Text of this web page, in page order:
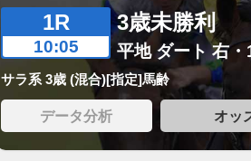
1R
10:05
3歳未勝利
平地 ダート 右
サラ系 3歳 (混合)[指定]馬齢
データ分析 オッ